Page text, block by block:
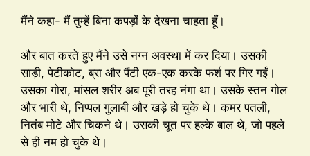
मैंने कहा- मैं तुम्हें बिना कपड़ों के देखना चाहता हूँ।
और बात करते हुए मैंने उसे नग्न अवस्था में कर दिया। उसकी
साड़ी, पेटीकोट, ब्रा और पैंटी एक-एक करके फर्श पर गिर गईं।
उसका गोरा, मांसल शरीर अब पूरी तरह नंगा था। उसके स्तन गोल
और भारी थे, निप्पल गुलाबी और खड़े हो चुके थे। कमर पतली,
नितंब मोटे और चिकने थे। उसकी चूत पर हल्के बाल थे, जो पहले
से ही नम हो चुके थे।